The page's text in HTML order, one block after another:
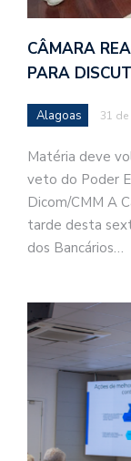
CÂMARA
PARA
Alagoas 31
Matéria deve
veto do Poder
Dicom/CMM A
tarde desta
dos Bancários…